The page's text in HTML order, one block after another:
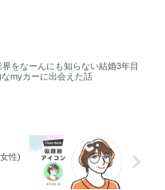
をなーんにも知らない結婚3年目
myカーに出会えた話
性)